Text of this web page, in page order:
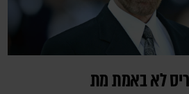
לא באמת מת